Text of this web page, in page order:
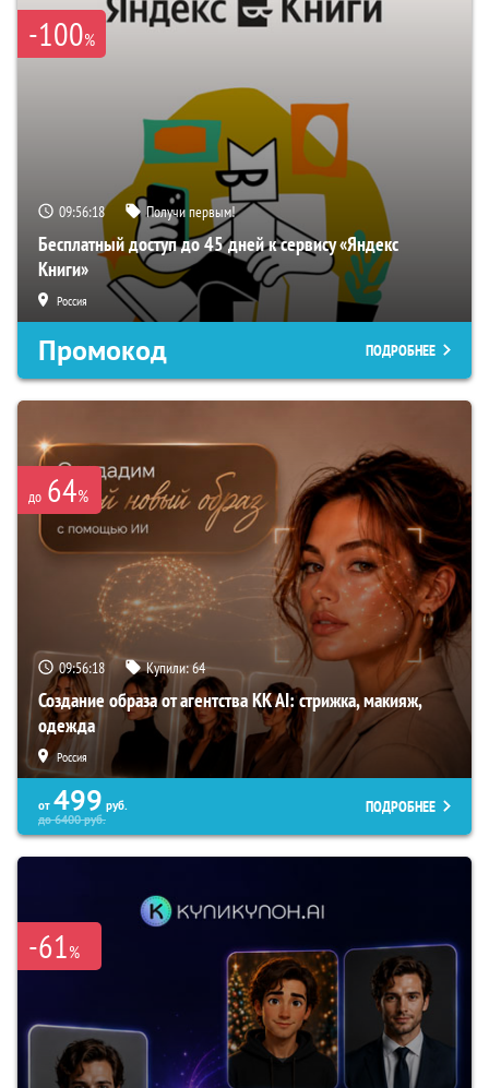
-100%
09:56:17 Получи первым!
Бесплатный доступ до 45 дней к сервису «Яндекс
Книги»
Россия
Промокод ПОДРОБНЕЕ
до 64%
09:56:17 Купили:64
Создание образа от агентства KK AI: стрижка, макияж,
одежда
Россия
от 499 руб.
до6400руб.
ПОДРОБНЕЕ
-61%